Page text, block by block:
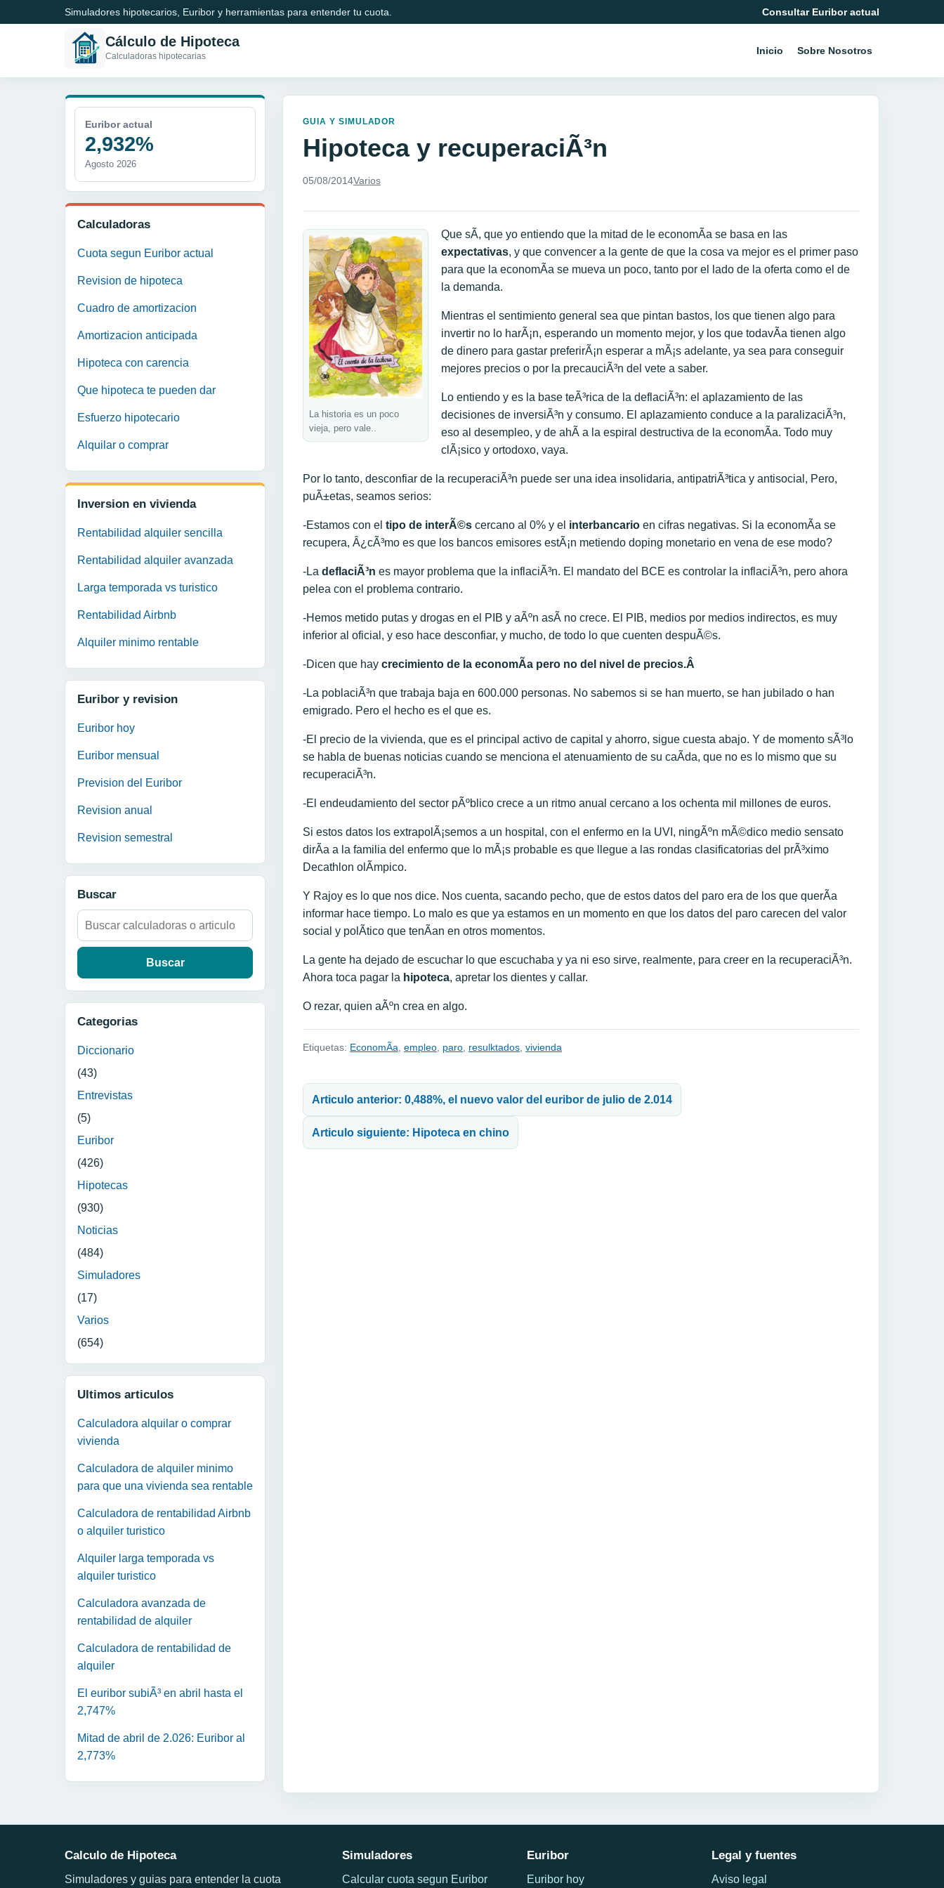
Simuladores hipotecarios, Euribor y herramientas para entender tu cuota. Consultar Euribor actual
Cálculo de Hipoteca
Calculadoras hipotecarias Inicio Sobre Nosotros
Euribor actual
2,932%
Agosto 2026
Calculadoras
Cuota segun Euribor actual
Revision de hipoteca
Cuadro de amortizacion
Amortizacion anticipada
Hipoteca con carencia
Que hipoteca te pueden dar
Esfuerzo hipotecario
Alquilar o comprar
Inversion en vivienda
Rentabilidad alquiler sencilla
Rentabilidad alquiler avanzada
Larga temporada vs turistico
Rentabilidad Airbnb
Alquiler minimo rentable
Euribor y revision
Euribor hoy
Euribor mensual
Prevision del Euribor
Revision anual
Revision semestral
Buscar
Buscar:
Categorias
Diccionario
(43)
Entrevistas
(5)
Euribor
(426)
Hipotecas
(930)
Noticias
(484)
Simuladores
(17)
Varios
(654)
Ultimos articulos
Calculadora alquilar o comprar
vivienda
Calculadora de alquiler minimo
para que una vivienda sea rentable
Calculadora de rentabilidad Airbnb
o alquiler turistico
Alquiler larga temporada vs
alquiler turistico
Calculadora avanzada de
rentabilidad de alquiler
Calculadora de rentabilidad de
alquiler
El euribor subiÃ³ en abril hasta el
2,747%
Mitad de abril de 2.026: Euribor al
2,773%
GUIA Y SIMULADOR
Hipoteca y recuperaciÃ³n
05/08/2014Varios
La historia es un poco
vieja, pero vale..
Que sÃ­, que yo entiendo que la mitad de le economÃ­a se basa en las
expectativas, y que convencer a la gente de que la cosa va mejor es el primer paso
para que la economÃ­a se mueva un poco, tanto por el lado de la oferta como el de
la demanda.
Mientras el sentimiento general sea que pintan bastos, los que tienen algo para
invertir no lo harÃ¡n, esperando un momento mejor, y los que todavÃ­a tienen algo
de dinero para gastar preferirÃ¡n esperar a mÃ¡s adelante, ya sea para conseguir
mejores precios o por la precauciÃ³n del vete a saber.
Lo entiendo y es la base teÃ³rica de la deflaciÃ³n: el aplazamiento de las
decisiones de inversiÃ³n y consumo. El aplazamiento conduce a la paralizaciÃ³n,
eso al desempleo, y de ahÃ­ a la espiral destructiva de la economÃ­a. Todo muy
clÃ¡sico y ortodoxo, vaya.
Por lo tanto, desconfiar de la recuperaciÃ³n puede ser una idea insolidaria, antipatriÃ³tica y antisocial, Pero,
puÃ±etas, seamos serios:
-Estamos con el tipo de interÃ©s cercano al 0% y el interbancario en cifras negativas. Si la economÃ­a se
recupera, Â¿cÃ³mo es que los bancos emisores estÃ¡n metiendo doping monetario en vena de ese modo?
-La deflaciÃ³n es mayor problema que la inflaciÃ³n. El mandato del BCE es controlar la inflaciÃ³n, pero ahora
pelea con el problema contrario.
-Hemos metido putas y drogas en el PIB y aÃºn asÃ­ no crece. El PIB, medios por medios indirectos, es muy
inferior al oficial, y eso hace desconfiar, y mucho, de todo lo que cuenten despuÃ©s.
-Dicen que hay crecimiento de la economÃ­a pero no del nivel de precios.Â
-La poblaciÃ³n que trabaja baja en 600.000 personas. No sabemos si se han muerto, se han jubilado o han
emigrado. Pero el hecho es el que es.
-El precio de la vivienda, que es el principal activo de capital y ahorro, sigue cuesta abajo. Y de momento sÃ³lo
se habla de buenas noticias cuando se menciona el atenuamiento de su caÃ­da, que no es lo mismo que su
recuperaciÃ³n.
-El endeudamiento del sector pÃºblico crece a un ritmo anual cercano a los ochenta mil millones de euros.
Si estos datos los extrapolÃ¡semos a un hospital, con el enfermo en la UVI, ningÃºn mÃ©dico medio sensato
dirÃ­a a la familia del enfermo que lo mÃ¡s probable es que llegue a las rondas clasificatorias del prÃ³ximo
Decathlon olÃ­mpico.
Y Rajoy es lo que nos dice. Nos cuenta, sacando pecho, que de estos datos del paro era de los que querÃ­a
informar hace tiempo. Lo malo es que ya estamos en un momento en que los datos del paro carecen del valor
social y polÃ­tico que tenÃ­an en otros momentos.
La gente ha dejado de escuchar lo que escuchaba y ya ni eso sirve, realmente, para creer en la recuperaciÃ³n.
Ahora toca pagar la hipoteca, apretar los dientes y callar.
O rezar, quien aÃºn crea en algo.
Etiquetas: EconomÃ­a empleo paro resulktados vivienda
Articulo anterior: 0,488%, el nuevo valor del euribor de julio de 2.014
Articulo siguiente: Hipoteca en chino
Calculo de Hipoteca
Simuladores y guias para entender la cuota
Simuladores
Calcular cuota segun Euribor
Euribor
Euribor hoy
Legal y fuentes
Aviso legal